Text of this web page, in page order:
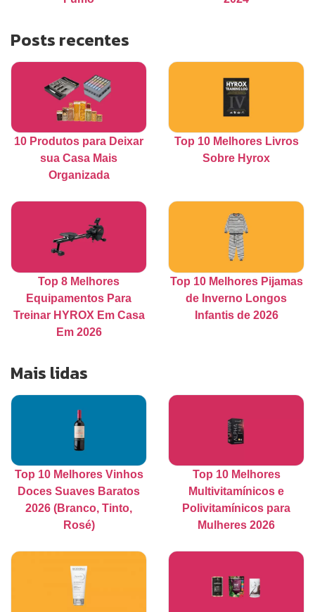
Posts recentes
10 Produtos para Deixar
sua Casa Mais
Organizada
Top 10 Melhores Livros
Sobre Hyrox
Top 8 Melhores
Equipamentos Para
Treinar HYROX Em Casa
Em 2026
Top 10 Melhores Pijamas
de Inverno Longos
Infantis de 2026
Mais lidas
Top 10 Melhores Vinhos
Doces Suaves Baratos
2026 (Branco, Tinto,
Rosé)
Top 10 Melhores
Multivitamínicos e
Polivitamínicos para
Mulheres 2026